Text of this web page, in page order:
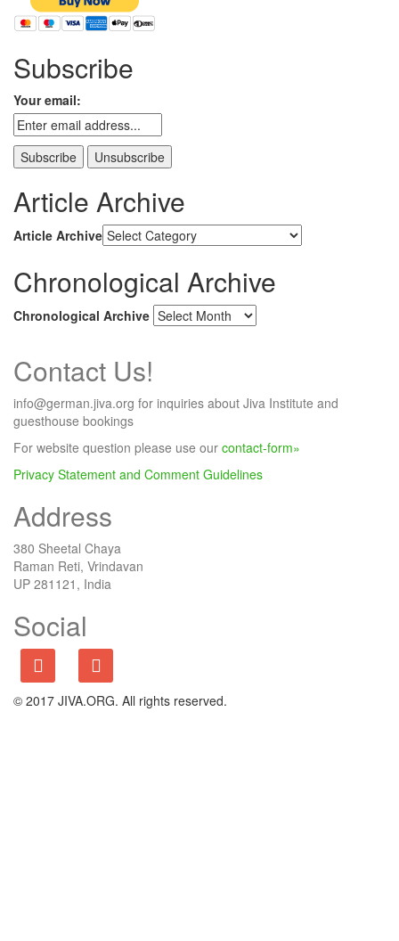
Subscribe
Your email:
Article Archive
Article Archive
Chronological Archive
Chronological Archive
Contact Us!
info@german.jiva.org for inquiries about Jiva Institute and
guesthouse bookings
For website question please use our contact-form»
Privacy Statement and Comment Guidelines
Address
380 Sheetal Chaya
Raman Reti, Vrindavan
UP 281121, India
Social
© 2017 JIVA.ORG. All rights reserved.